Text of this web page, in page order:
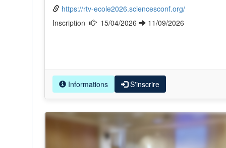
https://rtv-ecole2026.sciencesconf.org/
15/04/2026 11/09/2026
Informations S'inscrire